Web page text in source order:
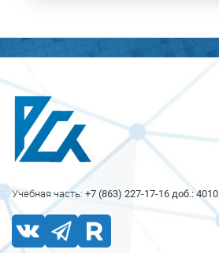
Блоки
Блоки
Учебная часть: +7 (863) 227-17-16 доб.: 4010